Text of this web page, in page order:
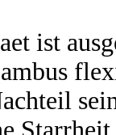
ist